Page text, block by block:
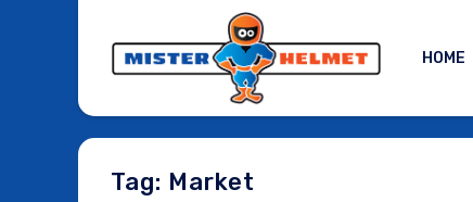
HOME
Tag: Market